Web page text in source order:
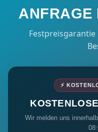
ANFRAGE
Festpreisgarantie
⚡
Wir melden uns